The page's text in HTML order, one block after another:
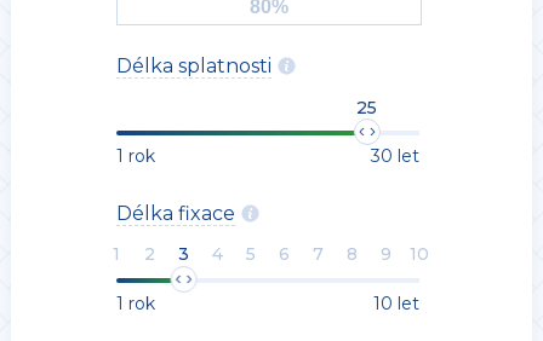
Délka splatnosti
25
1 rok 30 let
Délka fixace
1 2 3 4 5 6 7 8 9 10
1 rok 10 let